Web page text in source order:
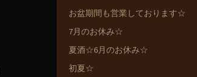
お盆期間も営業しております☆
7月のお休み☆
夏酒☆6月のお休み☆
初夏☆